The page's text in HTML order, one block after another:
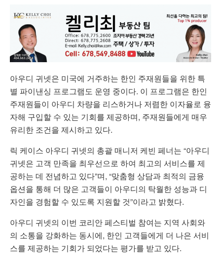
아우디 귀넷은 미국에 거주하는 한인 주재원들을 위한 특
별 파이낸싱 프로그램도 운영 중이다. 이 프로그램은 한인
주재원들이 아우디 차량을 리스하거나 저렴한 이자율로 융
자해 구입할 수 있는 기회를 제공하며, 주재원들에게 매우
유리한 조건을 제시하고 있다.
릭 케이스 아우디 귀넷의 총괄 매니저 케빈 페너는 “아우디
귀넷은 고객 만족을 최우선으로 하여 최고의 서비스를 제
공하는 데 전념하고 있다”며, “맞춤형 상담과 최적의 금융
옵션을 통해 더 많은 고객들이 아우디의 탁월한 성능과 디
자인을 경험할 수 있도록 지원할 것”이라고 밝혔다.
아우디 귀넷의 이번 코리안 페스티벌 참여는 지역 사회와
의 소통을 강화하는 동시에, 한인 고객들에게 더 나은 서비
스를 제공하는 기회가 되었다는 평가를 받고 있다.